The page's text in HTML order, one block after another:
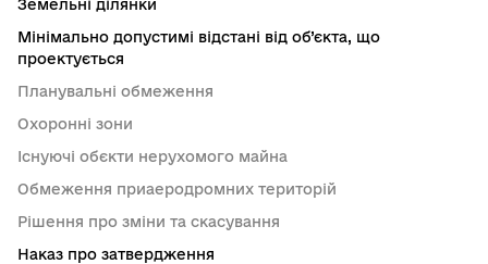
Земельні ділянки
Мінімально допустимі відстані від об’єкта, що
проектується
Планувальні обмеження
Охоронні зони
Існуючі обєкти нерухомого майна
Обмеження приаеродромних територій
Рішення про зміни та скасування
Наказ про затвердження